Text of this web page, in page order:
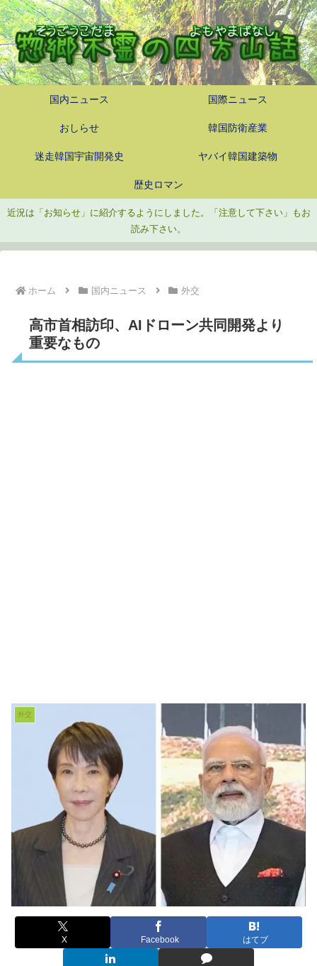
国内ニュース 国際ニュース
おしらせ 韓国防衛産業
迷走韓国宇宙開発史 ヤバイ韓国建築物
歴史ロマン
近況は「お知らせ」に紹介するようにしました。「注意して下さい」もお
読み下さい。
ホーム 国内ニュース 外交
高市首相訪印、AIドローン共同開発より
重要なもの
外交
X Facebook はてブ